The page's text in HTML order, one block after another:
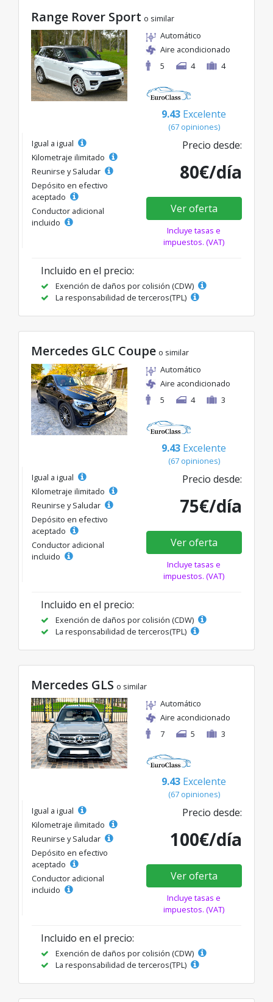
Range Rover Sport o similar
Automático
Aire acondicionado
5
4 4
9.43 Excelente
(67 opiniones)
Igual a igual
Kilometraje ilimitado
Reunirse y Saludar
Depósito en efectivo
aceptado
Conductor adicional
incluido
Precio desde:
80€/día
Ver oferta
Incluye tasas e
impuestos. (VAT)
Incluido en el precio:
Exención de daños por colisión (CDW)
La responsabilidad de terceros(TPL)
Mercedes GLC Coupe o similar
Automático
Aire acondicionado
5
4 3
9.43 Excelente
(67 opiniones)
Igual a igual
Kilometraje ilimitado
Reunirse y Saludar
Depósito en efectivo
aceptado
Conductor adicional
incluido
Precio desde:
75€/día
Ver oferta
Incluye tasas e
impuestos. (VAT)
Incluido en el precio:
Exención de daños por colisión (CDW)
La responsabilidad de terceros(TPL)
Mercedes GLS o similar
Automático
Aire acondicionado
7
5 3
9.43 Excelente
(67 opiniones)
Igual a igual
Kilometraje ilimitado
Reunirse y Saludar
Depósito en efectivo
aceptado
Conductor adicional
incluido
Precio desde:
100€/día
Ver oferta
Incluye tasas e
impuestos. (VAT)
Incluido en el precio:
Exención de daños por colisión (CDW)
La responsabilidad de terceros(TPL)